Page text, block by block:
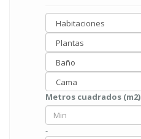
Metros cuadrados (m2)
-